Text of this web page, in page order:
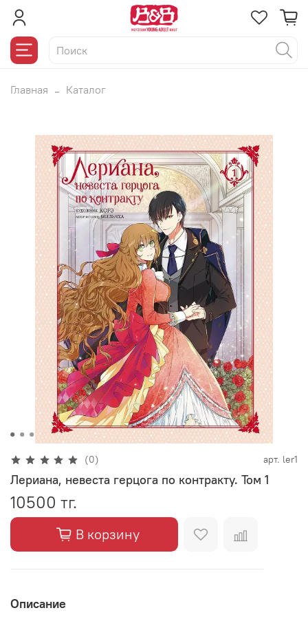
Главная Каталог
(0) арт. ler1
Лериана, невеста герцога по контракту. Том 1
10500 тг.
В корзину
Описание